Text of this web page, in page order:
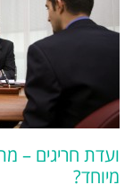
ועדת חריגים –
מיוחד?